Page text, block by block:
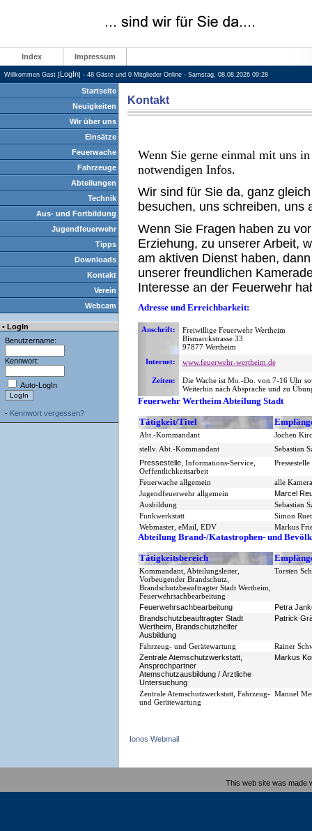
Index Impressum
Willkommen Gast [LogIn] - 48 Gäste und 0 Mitglieder Online - Samstag, 08.08.2026 09:28
Startseite
Neuigkeiten
Wir über uns
Einsätze
Feuerwache
Fahrzeuge
Abteilungen
Technik
Aus- und Fortbildung
Jugendfeuerwehr
Tipps
Downloads
Kontakt
Verein
Webcam
• LogIn
Benutzername:
Kennwort:
Auto-LogIn
- Kennwort vergessen?
Kontakt
Wenn Sie gerne einmal mit uns
notwendigen Infos.
Wir sind für Sie da, ganz
besuchen, uns schreiben, uns
Wenn Sie Fragen haben zu
Erziehung, zu unserer Arbeit,
am aktiven Dienst haben,
unserer freundlichen
Interesse an der Feuerwehr
Adresse und Erreichbarkeit:
Anschrift:
Freiwillige Feuerwehr Wertheim
Bismarckstrasse 33
97877 Wertheim
Internet:
www.feuerwehr-wertheim.de
Zeiten:
Die Wache ist Mo.-Do. von 7-16 Uhr
Weiterhin nach Absprache und zu
Feuerwehr Wertheim Abteilung Stadt
Tätigkeit/Titel
Abt.-Kommandant
Jochen
stellv. Abt.-Kommandant
Sebastian
Pressestelle, Informations-Service,
Oeffentlichkeitsarbeit
Pressestelle
Feuerwache allgemein
alle
Jugendfeuerwehr allgemein
Marcel
Ausbildung
Sebastian
Funkwerkstatt
Simon
Webmaster, eMail, EDV
Markus
Abteilung Brand-/Katastrophen- und
Tätigkeitsbereich
Kommandant, Abteilungsleiter,
Vorbeugender Brandschutz,
Brandschutzbeauftragter Stadt Wertheim,
Feuerwehrsachbearbeitung
Torsten
Feuerwehrsachbearbeitung
Petra
Brandschutzbeauftragter Stadt
Wertheim, Brandschutzhelfer
Ausbildung
Patrick
Fahrzeug- und Gerätewartung
Rainer
Zentrale Atemschutzwerkstatt,
Ansprechpartner
Atemschutzausbildung / Ärztliche
Untersuchung
Markus
Zentrale Atemschutzwerkstatt, Fahrzeug-
und Gerätewartung
Manuel
Ionos Webmail
This web site was made